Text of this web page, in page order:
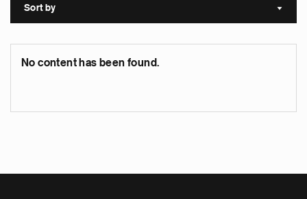
Sort by Sort
No content has been found.